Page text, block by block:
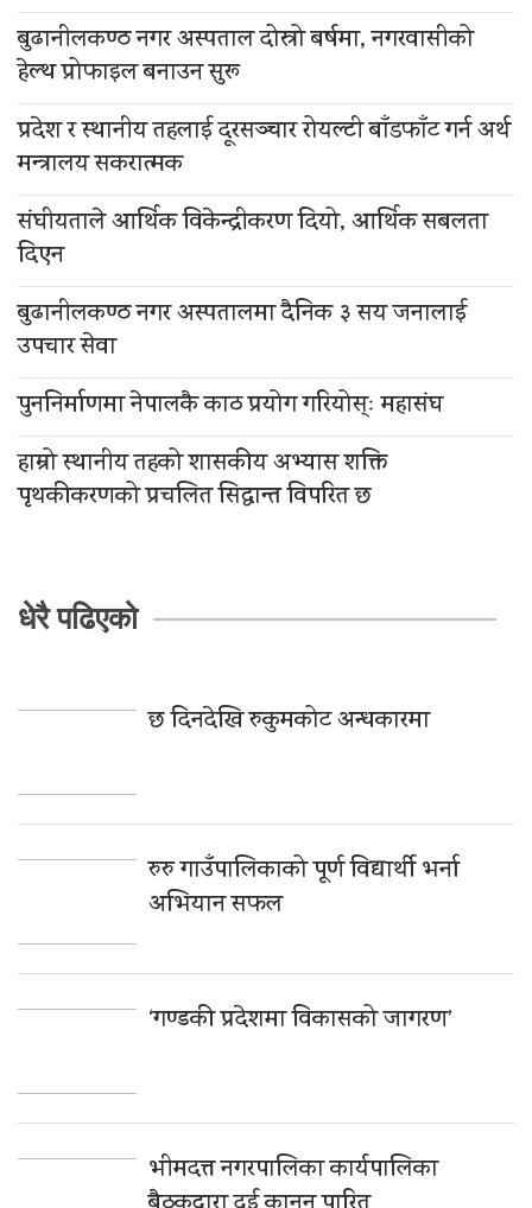
बुढानीलकण्ठ नगर अस्पताल दोस्रो बर्षमा, नगरवासीको
हेल्थ प्रोफाइल बनाउन सुरू
प्रदेश र स्थानीय तहलाई दूरसञ्चार रोयल्टी बाँडफाँट गर्न अर्थ
मन्त्रालय सकरात्मक
संघीयताले आर्थिक विकेन्द्रीकरण दियो, आर्थिक सबलता
दिएन
बुढानीलकण्ठ नगर अस्पतालमा दैनिक ३ सय जनालाई
उपचार सेवा
पुननिर्माणमा नेपालकै काठ प्रयोग गरियोस्ः महासंघ
हाम्रो स्थानीय तहको शासकीय अभ्यास शक्ति
पृथकीकरणको प्रचलित सिद्धान्त विपरित छ
धेरै पढिएको
छ दिनदेखि रुकुमकोट अन्धकारमा
रुरु गाउँपालिकाको पूर्ण विद्यार्थी भर्ना
अभियान सफल
‘गण्डकी प्रदेशमा विकासको जागरण’
भीमदत्त नगरपालिका कार्यपालिका